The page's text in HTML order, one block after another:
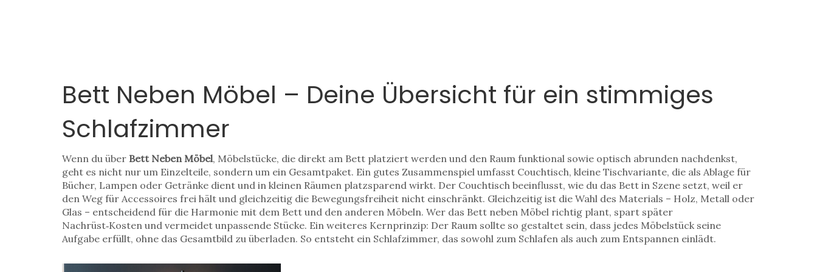
Bett Neben Möbel – Deine Übersicht für ein stimmiges
Schlafzimmer
Wenn du über Bett Neben Möbel, Möbelstücke, die direkt am Bett platziert werden und den Raum funktional sowie optisch abrunden nachdenkst,
geht es nicht nur um Einzelteile, sondern um ein Gesamtpaket. Ein gutes Zusammenspiel umfasst Couchtisch, kleine Tischvariante, die als Ablage für
Bücher, Lampen oder Getränke dient und in kleinen Räumen platzsparend wirkt. Der Couchtisch beeinflusst, wie du das Bett in Szene setzt, weil er
den Weg für Accessoires frei hält und gleichzeitig die Bewegungsfreiheit nicht einschränkt. Gleichzeitig ist die Wahl des Materials – Holz, Metall oder
Glas – entscheidend für die Harmonie mit dem Bett und den anderen Möbeln. Wer das Bett neben Möbel richtig plant, spart später
Nachrüst‑Kosten und vermeidet unpassende Stücke. Ein weiteres Kernprinzip: Der Raum sollte so gestaltet sein, dass jedes Möbelstück seine
Aufgabe erfüllt, ohne das Gesamtbild zu überladen. So entsteht ein Schlafzimmer, das sowohl zum Schlafen als auch zum Entspannen einlädt.